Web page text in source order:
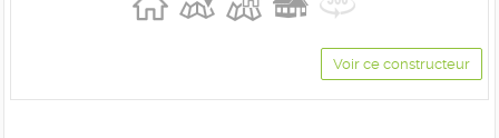
Voir ce constructeur